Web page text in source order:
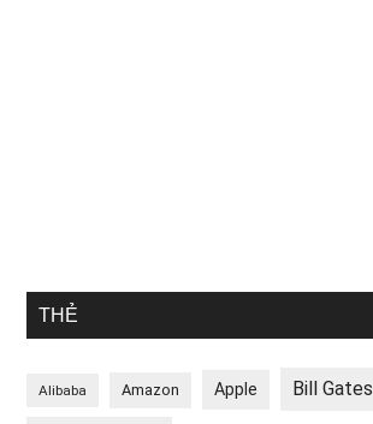
THẺ
Alibaba Amazon Apple Bill Gates